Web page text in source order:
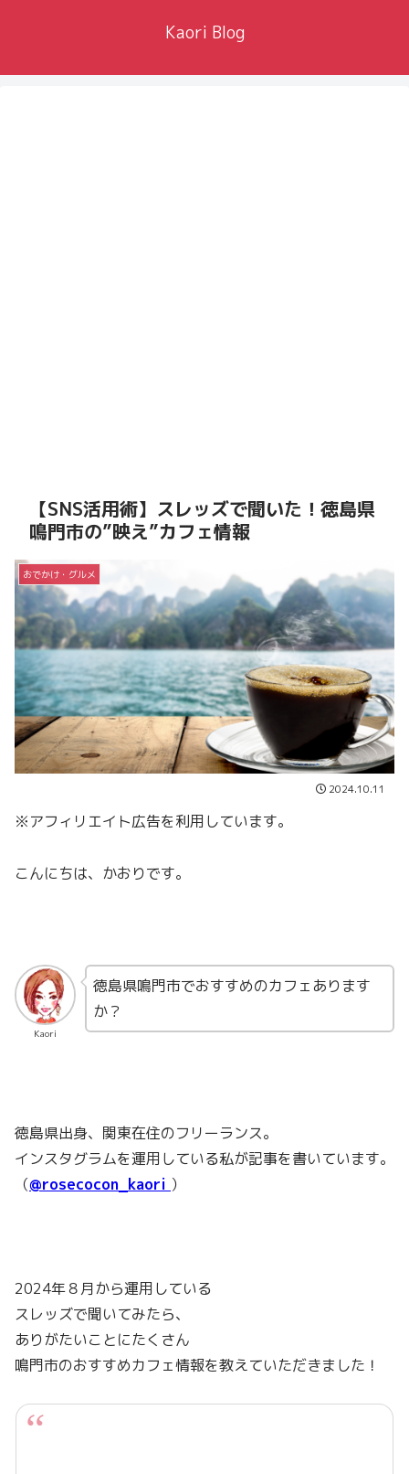
Kaori Blog
【SNS活用術】スレッズで聞いた！徳島県
鳴門市の”映え”カフェ情報
おでかけ・グルメ
2024.10.11
※アフィリエイト広告を利用しています。
こんにちは、かおりです。
Kaori
徳島県鳴門市でおすすめのカフェあります
か？
徳島県出身、関東在住のフリーランス。
インスタグラムを運用している私が記事を書いています。
（@rosecocon_kaori ）
2024年８月から運用している
スレッズで聞いてみたら、
ありがたいことにたくさん
鳴門市のおすすめカフェ情報を教えていただきました！